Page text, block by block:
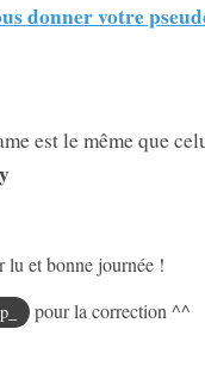
donner votre
est le même que
lu et bonne journée !
pour la correction ^^